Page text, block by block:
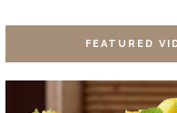
FEATURED